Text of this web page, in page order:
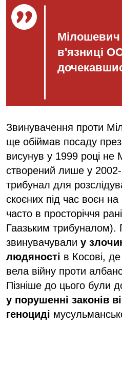
в'язниці
Звинувачення проти
ще обіймав посаду
висунув у 1999 році не
створений лише у
трибунал для
скоєних під час воєн
часто в просторіччя
Гаазьким трибуналом).
звинувачували у
людяності в Косові,
вела війну проти
Пізніше до цього були
у порушенні законів
геноциді